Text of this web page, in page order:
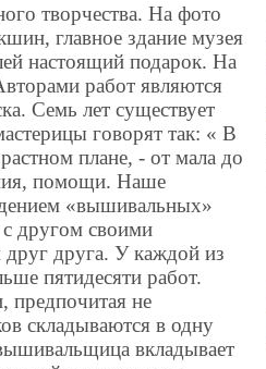
творчества. На фото
главное здание музея
настоящий подарок. На
работ являются
Семь лет существует
говорят так: « В
плане, - от мала до
помощи. Наше
«вышивальных»
другом своими
друг друга. У каждой из
пятидесяти работ.
предпочитая не
складываются в одну
вкладывает